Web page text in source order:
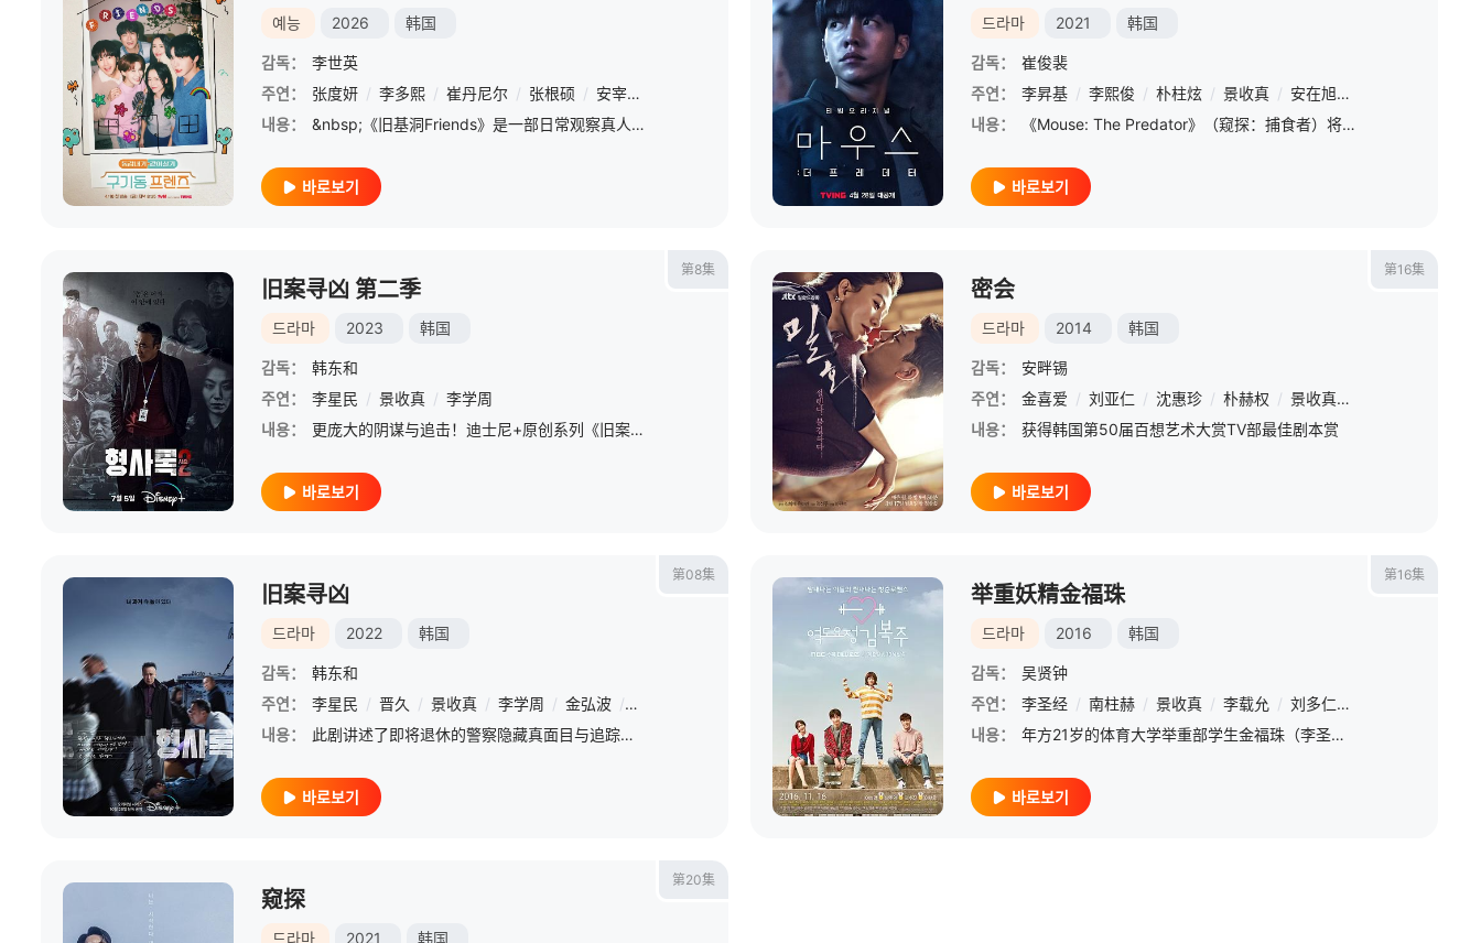
예능 2026 韩国
감독：
李世英
주연：
张度妍 / 李多熙 / 崔丹尼尔 / 张根硕 / 安宰贤
내용：
&nbsp;《旧基洞Friends》是一部日常观察真人秀，讲述了长期独自生活的个性很强的同龄单身们同屋檐生活。
바로보기
드라마 2021 韩国
감독：
崔俊裴
주연：
李昇基 / 李熙俊 / 朴柱炫 / 景收真 / 安在旭 /
내용：
《Mouse: The Predator》（窥探：捕食者）将从捕食者郑在勋／郑正直(音：郑巴凛)的视角，以顺向时间轴回顾武镇连环杀人事件的始末。
바로보기
第8集
旧案寻凶 第二季
드라마 2023 韩国
감독：
韩东和
주연：
李星民 / 景收真 / 李学周
내용：
更庞大的阴谋与追击！迪士尼+原创系列《旧案寻凶 》第二季回归了！
바로보기
第16集
密会
드라마 2014 韩国
감독：
安畔锡
주연：
金喜爱 / 刘亚仁 / 沈惠珍 / 朴赫权 / 景收真 /
내용：
获得韩国第50届百想艺术大赏TV部最佳剧本赏
바로보기
第08集
旧案寻凶
드라마 2022 韩国
감독：
韩东和
주연：
李星民 / 晋久 / 景收真 / 李学周 / 金弘波 / 金太勋
吴代焕
내용：
此剧讲述了即将退休的警察隐藏真面目与追踪自己的可疑男人展开刺激神经战的故事。
바로보기
第16集
举重妖精金福珠
드라마 2016 韩国
감독：
吴贤钟
주연：
李圣经 / 南柱赫 / 景收真 / 李载允 / 刘多仁 /
내용：
年方21岁的体育大学举重部学生金福珠（李圣经饰）是一个努力向着梦想和目标奔跑的女孩，虽然看起来非常轻率，但却有一颗柔软的玻璃心。在机缘巧合之下，她遇到同校游泳部的男同学郑俊亨（南柱赫饰），一个不太走运
바로보기
第20集
窥探
드라마 2021 韩国